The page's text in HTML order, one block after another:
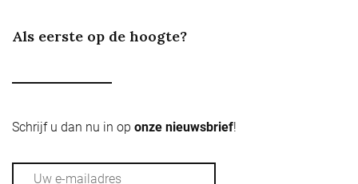
Als eerste op de hoogte?
Schrijf u dan nu in op onze nieuwsbrief!